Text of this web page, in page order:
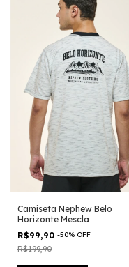
Camiseta Nephew Belo
Horizonte Mescla
R$99,90 -50% OFF
R$199,90